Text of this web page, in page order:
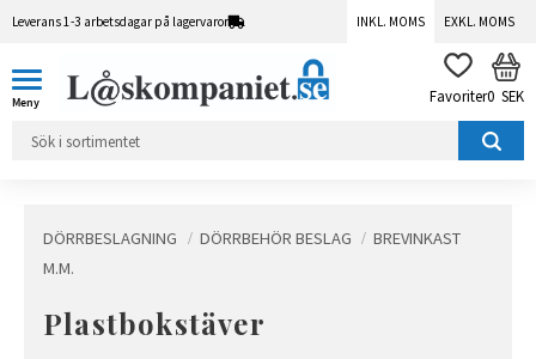
Leverans 1-3 arbetsdagar på lagervaror INKL. MOMS EXKL. MOMS
FAVORITER
0 SEK
DÖRRBESLAGNING DÖRRBEHÖR BESLAG
BREVINKAST
M.M.
Plastbokstäver